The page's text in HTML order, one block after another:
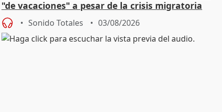
"de vacaciones" a pesar de la crisis migratoria
Sonido Totales 03/08/2026